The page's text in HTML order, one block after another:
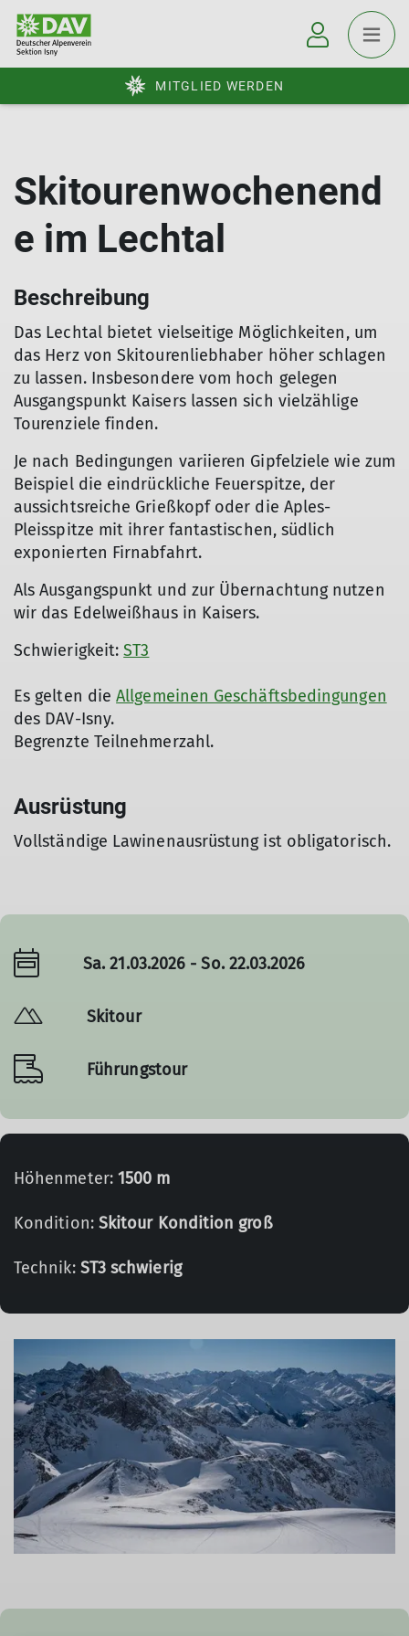
MITGLIED WERDEN
Skitourenwochenend
e im Lechtal
Beschreibung
Das Lechtal bietet vielseitige Möglichkeiten, um
das Herz von Skitourenliebhaber höher schlagen
zu lassen. Insbesondere vom hoch gelegen
Ausgangspunkt Kaisers lassen sich vielzählige
Tourenziele finden.
Je nach Bedingungen variieren Gipfelziele wie zum
Beispiel die eindrückliche Feuerspitze, der
aussichtsreiche Grießkopf oder die Aples-
Pleisspitze mit ihrer fantastischen, südlich
exponierten Firnabfahrt.
Als Ausgangspunkt und zur Übernachtung nutzen
wir das Edelweißhaus in Kaisers.
Schwierigkeit:ST3
Es gelten dieAllgemeinen Geschäftsbedingungen
des DAV-Isny.
Begrenzte Teilnehmerzahl.
Ausrüstung
Vollständige Lawinenausrüstung ist obligatorisch.
Sa. 21.03.2026 - So. 22.03.2026
Skitour
Führungstour
Höhenmeter: 1500 m
Kondition: Skitour Kondition groß
Technik: ST3 schwierig